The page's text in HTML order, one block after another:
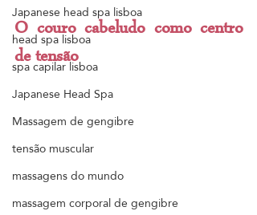
Japanese head spa lisboa
head spa lisboa
spa capilar lisboa
Japanese Head Spa
Massagem de gengibre
tensão muscular
massagens do mundo
massagem corporal de gengibre
O couro cabeludo como centro
de tensão